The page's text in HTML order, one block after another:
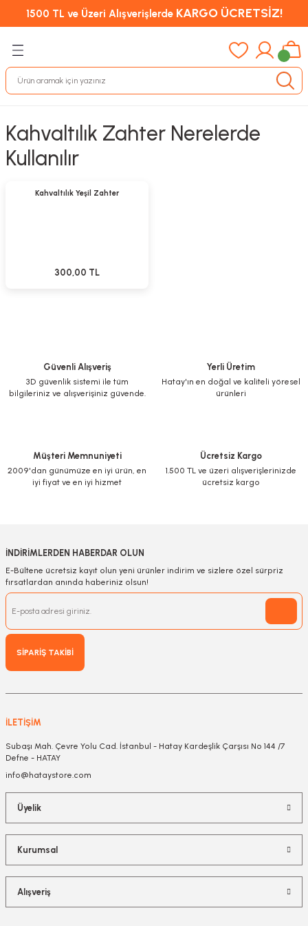
1500 TL ve Üzeri Alışverişlerde KARGO ÜCRETSİZ!
Kahvaltılık Zahter Nerelerde
Kullanılır
Kahvaltılık Yeşil Zahter
300,00 TL
Güvenli Alışveriş
3D güvenlik sistemi ile tüm
bilgileriniz ve alışverişiniz güvende.
Yerli Üretim
Hatay'ın en doğal ve kaliteli yöresel
ürünleri
Müşteri Memnuniyeti
2009'dan günümüze en iyi ürün, en
iyi fiyat ve en iyi hizmet
Ücretsiz Kargo
1.500 TL ve üzeri alışverişlerinizde
ücretsiz kargo
İNDİRİMLERDEN HABERDAR OLUN
E-Bültene ücretsiz kayıt olun yeni ürünler indirim ve sizlere özel sürpriz
fırsatlardan anında haberiniz olsun!
SİPARİŞ TAKİBİ
İLETİŞİM
Subaşı Mah. Çevre Yolu Cad. İstanbul - Hatay Kardeşlik Çarşısı No 144 /7
Defne - HATAY
info@hataystore.com
Üyelik
Kurumsal
Alışveriş